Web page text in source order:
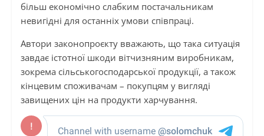
більш економічно слабким постачальникам
невигідні для останніх умови співпраці.
Автори законопроєкту вважають, що така ситуація
завдає істотної шкоди вітчизняним виробникам,
зокрема сільськогосподарської продукції, а також
кінцевим споживачам – покупцям у вигляді
завищених цін на продукти харчування.